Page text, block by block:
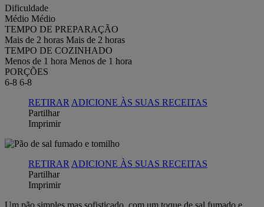
Dificuldade
Médio Médio
TEMPO DE PREPARAÇÃO
Mais de 2 horas Mais de 2 horas
TEMPO DE COZINHADO
Menos de 1 hora Menos de 1 hora
PORÇÕES
6-8 6-8
RETIRAR ADICIONE ÀS SUAS RECEITAS
Partilhar
Imprimir
RETIRAR ADICIONE ÀS SUAS RECEITAS
Partilhar
Imprimir
Um pão simples mas sofisticado, com um toque de sal fumado e